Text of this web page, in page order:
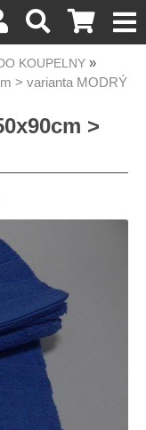
KOUPELNY
> varianta MODRÝ
>